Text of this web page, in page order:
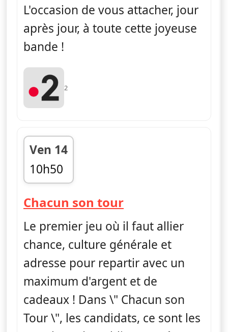
L'occasion de vous attacher, jour
après jour, à toute cette joyeuse
bande !
2
Ven 14
10h50
fin 11h25
Chacun son tour— Chacun son
Le premier jeu où il faut allier
chance, culture générale et
adresse pour repartir avec un
maximum d'argent et de
cadeaux ! Dans \" Chacun son
Tour \", les candidats, ce sont les